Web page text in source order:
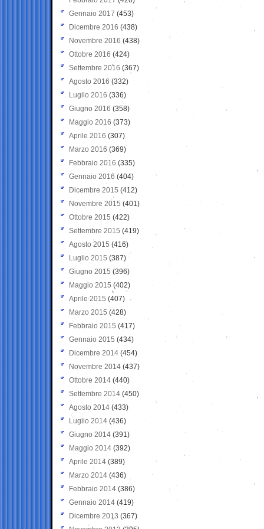
Gennaio 2017 (453)
Dicembre 2016 (438)
Novembre 2016 (438)
Ottobre 2016 (424)
Settembre 2016 (367)
Agosto 2016 (332)
Luglio 2016 (336)
Giugno 2016 (358)
Maggio 2016 (373)
Aprile 2016 (307)
Marzo 2016 (369)
Febbraio 2016 (335)
Gennaio 2016 (404)
Dicembre 2015 (412)
Novembre 2015 (401)
Ottobre 2015 (422)
Settembre 2015 (419)
Agosto 2015 (416)
Luglio 2015 (387)
Giugno 2015 (396)
Maggio 2015 (402)
Aprile 2015 (407)
Marzo 2015 (428)
Febbraio 2015 (417)
Gennaio 2015 (434)
Dicembre 2014 (454)
Novembre 2014 (437)
Ottobre 2014 (440)
Settembre 2014 (450)
Agosto 2014 (433)
Luglio 2014 (436)
Giugno 2014 (391)
Maggio 2014 (392)
Aprile 2014 (389)
Marzo 2014 (436)
Febbraio 2014 (386)
Gennaio 2014 (419)
Dicembre 2013 (367)